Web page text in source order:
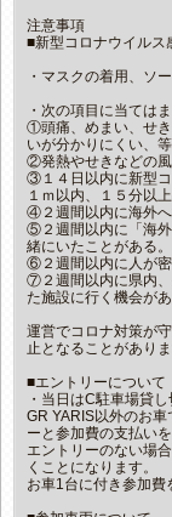
注意事項
■新型コロナウイルス
・マスクの着用、ソ
・次の項目に当ては
①頭痛、めまい、せ
いが分かりにくい、
②発熱やせきなどの
③１４日以内に新型
１ｍ以内、１５分以
④２週間以内に海外へ
⑤２週間以内に「海
緒にいたことがある。
⑥２週間以内に人が密
⑦２週間以内に県内
た施設に行く機会があ
運営でコロナ対策が
止となることがあり
■エントリーについて
・当日はC駐車場貸
GR YARIS以外のお
ーと参加費の支払い
エントリーのない場
くことになります。
お車1台に付き参加費